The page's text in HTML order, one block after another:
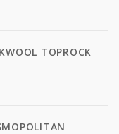
TOPROCK